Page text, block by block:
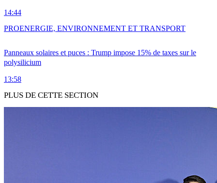
14:44
Panneaux solaires et puces : Trump impose 15% de taxes sur le
polysilicium
13:58
PROENERGIE, ENVIRONNEMENT ET TRANSPORT
PLUS DE CETTE SECTION